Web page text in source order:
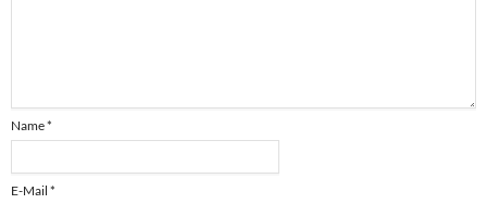
Name*
E-Mail *